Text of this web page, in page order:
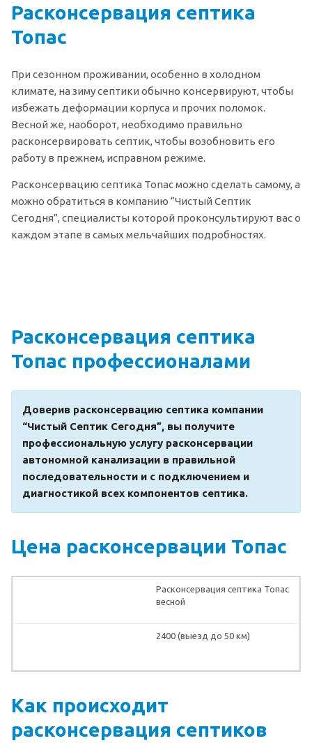
Расконсервация септика
Топас
При сезонном проживании, особенно в холодном
климате, на зиму септики обычно консервируют, чтобы
избежать деформации корпуса и прочих поломок.
Весной же, наоборот, необходимо правильно
расконсервировать септик, чтобы возобновить его
работу в прежнем, исправном режиме.
Расконсервацию септика Топас можно сделать самому, а
можно обратиться в компанию “Чистый Септик
Сегодня”, специалисты которой проконсультируют вас о
каждом этапе в самых мельчайших подробностях.
Расконсервация септика
Топас профессионалами
Доверив расконсервацию септика компании
“Чистый Септик Сегодня”, вы получите
профессиональную услугу расконсервации
автономной канализации в правильной
последовательности и с подключением и
диагностикой всех компонентов септика.
Цена расконсервации Топас
Расконсервация септика Топас
весной
2400 (выезд до 50 км)
Как происходит
расконсервация септиков